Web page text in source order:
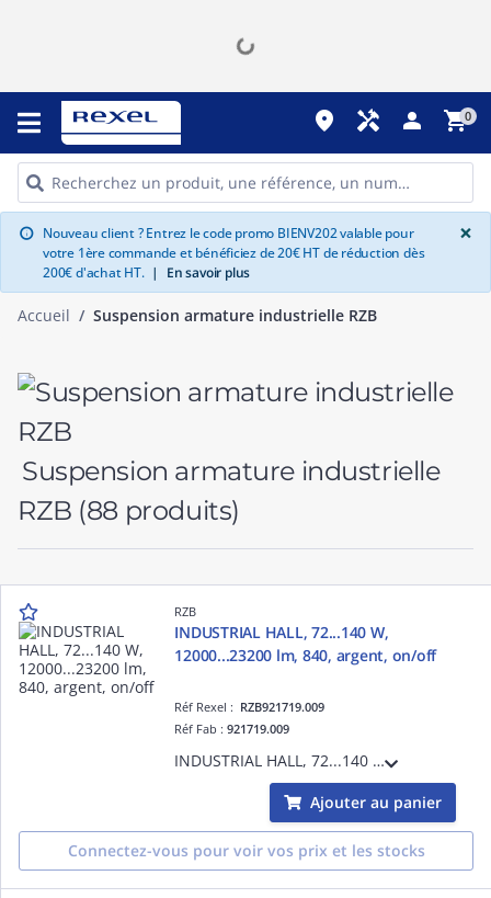
place handyman person shopping_cart0
info Nouveau client ? Entrez le code promo BIENV202 valable pour
votre 1ère commande et bénéficiez de 20€ HT de réduction dès
200€ d'achat HT. | En savoir plus
×
Accueil Suspension armature industrielle RZB
Suspension armature industrielle
RZB (88 produits)
RZB
INDUSTRIAL HALL, 72...140 W,
12000...23200 lm, 840, argent, on/off
Réf Rexel : RZB921719.009
Réf Fab :921719.009
INDUSTRIAL HALL, 72...140 W, 12000...23200 lm, 840, argent, on/off, Projecteurs pour halls, D 380 H 110, 52°
Ajouter au panier
Connectez-vous pour voir vos prix et les stocks